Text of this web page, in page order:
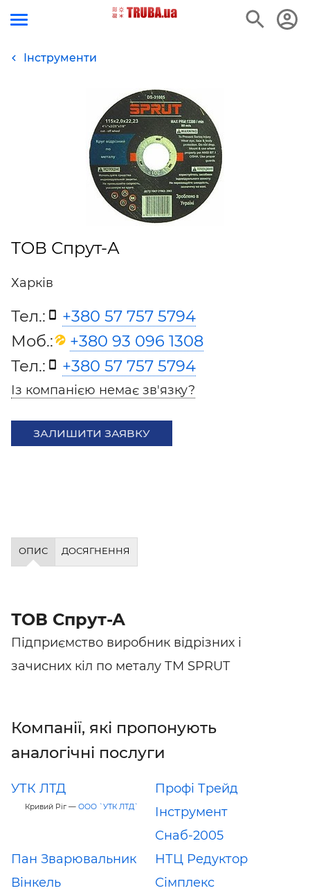
Інструменти
ТОВ Спрут-А
Харків
Тел.:
+380 57 757 5794
Моб.:
+380 93 096 1308
Тел.:
+380 57 757 5794
Із компанією немає зв'язку?
ЗАЛИШИТИ ЗАЯВКУ
ОПИС ДОСЯГНЕННЯ
ТОВ Спрут-А
Підприємство виробник відрізних і
зачисних кіл по металу ТМ SPRUT
Компанії, які пропонують
аналогічні послуги
УТК ЛТД
Кривий Ріг — ООО `УТК ЛТД`
Профі Трейд
Інструмент
Снаб-2005
Пан Зварювальник
НТЦ Редуктор
Вінкель
Сімплекс